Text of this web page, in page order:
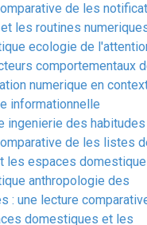
de les
les routines
ecologie de
comportementaux
numerique en
informationnelle
ingenierie des habitudes
de les listes
les espaces
anthropologie des
: une lecture
domestiques et les